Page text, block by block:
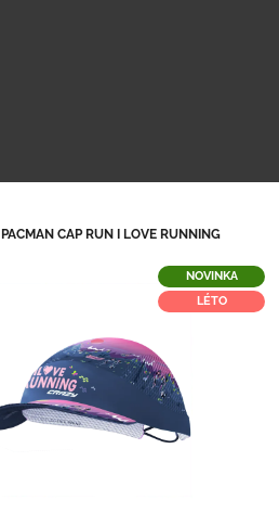
CAP RUN I LOVE RUNNING
NOVINKA
LÉTO